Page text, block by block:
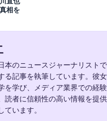
相を
本のニュースジャーナリスト
る記事を執筆しています。彼
を学び、メディア業界での経
読者に信頼性の高い情報を提
ています。